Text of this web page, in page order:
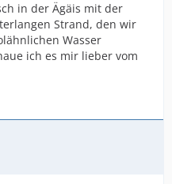
in der Ägäis mit der
Strand, den wir
Wasser
ich es mir lieber vom